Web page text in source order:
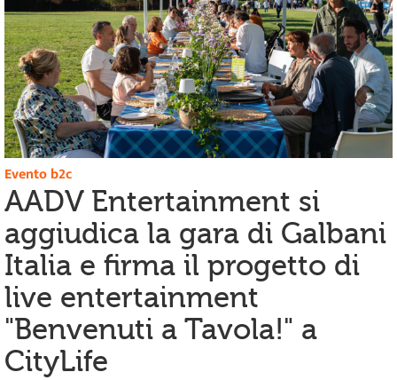
Evento b2c
AADV Entertainment si
aggiudica la gara di Galbani
Italia e firma il progetto di
live entertainment
"Benvenuti a Tavola!" a
CityLife